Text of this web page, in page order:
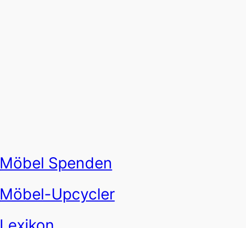
Möbel Spenden
Möbel-Upcycler